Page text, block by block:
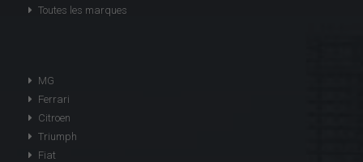
Toutes les marques
MG
Ferrari
Citroen
Triumph
Fiat